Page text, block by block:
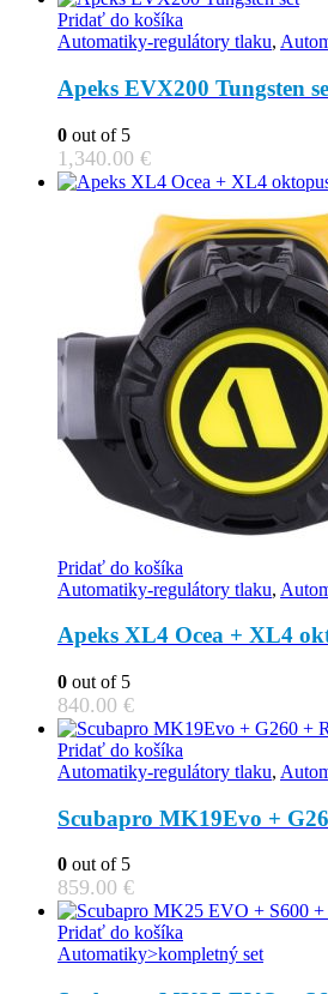
Pridať do košíka
Automatiky-regulátory tlaku,
Apeks EVX200 Tungsten
0 out of 5
1,340.00 €
Pridať do košíka
Automatiky-regulátory tlaku,
Apeks XL4 Ocea + XL4
0 out of 5
840.00 €
Pridať do košíka
Automatiky-regulátory tlaku,
Scubapro MK19Evo +
0 out of 5
859.00 €
Pridať do košíka
Automatiky>kompletný set